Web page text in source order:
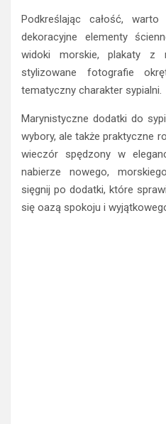
Podkreślając całość,
dekoracyjne elementy
widoki morskie, plakaty z
stylizowane fotografie
tematyczny charakter sypialni.
Marynistyczne dodatki do
wybory, ale także praktyczne
wieczór spędzony w
nabierze nowego,
sięgnij po dodatki, które
się oazą spokoju i